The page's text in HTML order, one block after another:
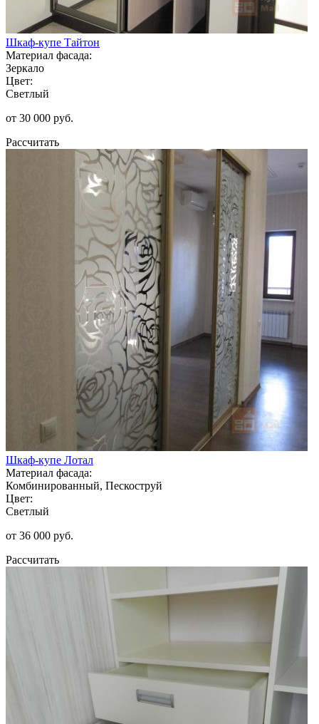
Шкаф-купе Тайтон
Материал фасада:
Зеркало
Цвет:
Светлый
от 30 000 руб.
Рассчитать
Шкаф-купе Лотал
Материал фасада:
Комбинированный, Пескоструй
Цвет:
Светлый
от 36 000 руб.
Рассчитать